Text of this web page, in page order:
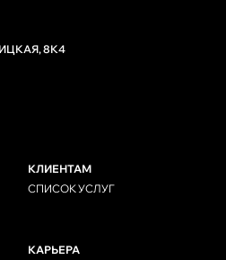
8К4
КЛИЕНТАМ
СПИСОК УСЛУГ
КАРЬЕРА